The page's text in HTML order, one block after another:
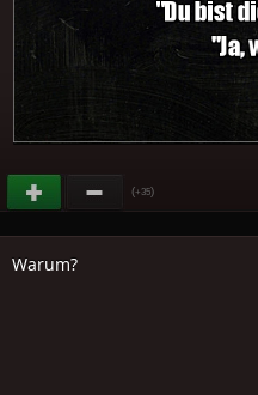
(+35)
Warum?